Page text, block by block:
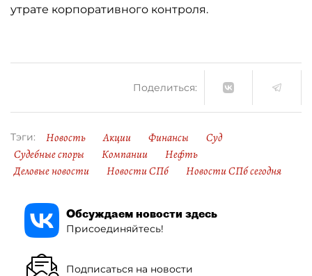
утрате корпоративного контроля.
Поделиться:
Тэги: Новость Акции Финансы
Суд
Судебные споры
Компании
Нефть
Деловые новости
Новости СПб Новости СПб сегодня
Обсуждаем новости здесь
Присоединяйтесь!
Подписаться на новости